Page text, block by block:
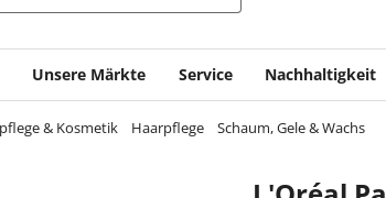
Unsere Märkte Service Nachhaltigkeit
& Kosmetik Haarpflege Schaum, Gele & Wachs